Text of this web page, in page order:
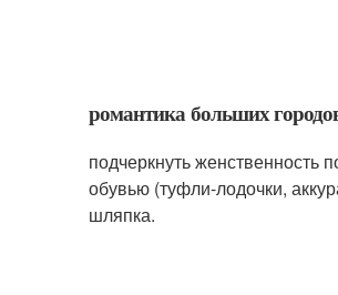
романтика больших
подчеркнуть
обувью (туфли-лодочки,
шляпка.